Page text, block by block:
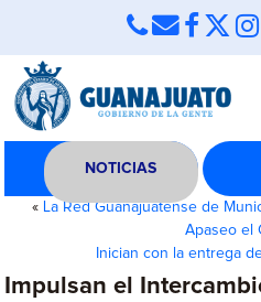
NOTICIAS
« La Red Guanajuatense de
Apaseo el
Inician con la entrega
Impulsan el